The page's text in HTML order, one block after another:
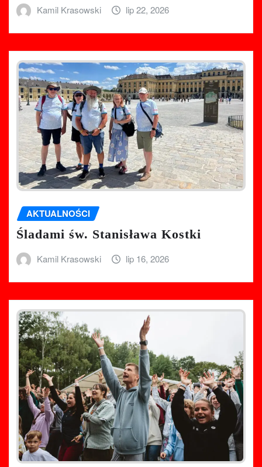
Kamil Krasowski lip 22, 2026
AKTUALNOŚCI
Śladami św. Stanisława Kostki
Kamil Krasowski lip 16, 2026